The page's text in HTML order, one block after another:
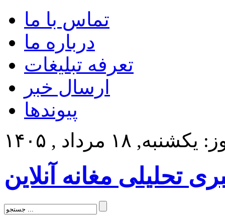
تماس با ما
درباره ما
تعرفه تبلیغات
ارسال خبر
پیوندها
۱۸ مرداد , ۱۴۰۵
تحلیلی مغانه آنلاین